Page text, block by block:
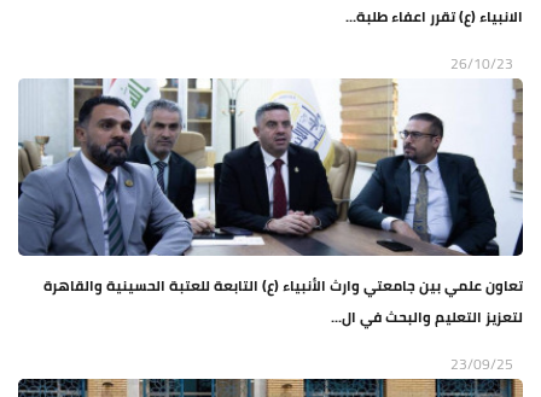
الانبياء (ع) تقرر اعفاء طلبة...
26/10/23
تعاون علمي بين جامعتي وارث الأنبياء (ع) التابعة للعتبة الحسينية والقاهرة
لتعزيز التعليم والبحث في ال...
23/09/25